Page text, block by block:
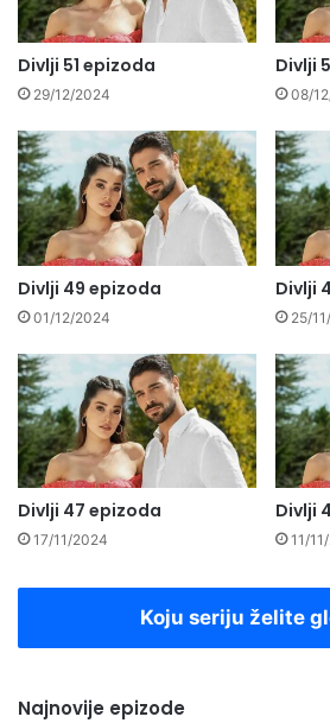
Divlji 51 epizoda
29/12/2024
Divlji
08/
Divlji 49 epizoda
01/12/2024
Divlji
25/
Divlji 47 epizoda
17/11/2024
Divlji
11/
Koju seriju želite
Najnovije epizode